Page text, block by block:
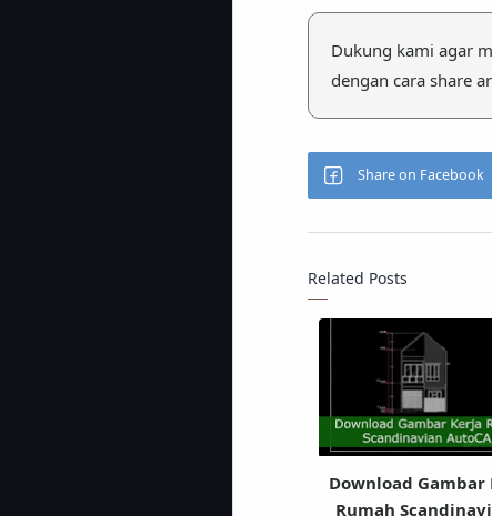
Dukung kami agar
dengan cara share
Related Posts
Download Gambar
Rumah